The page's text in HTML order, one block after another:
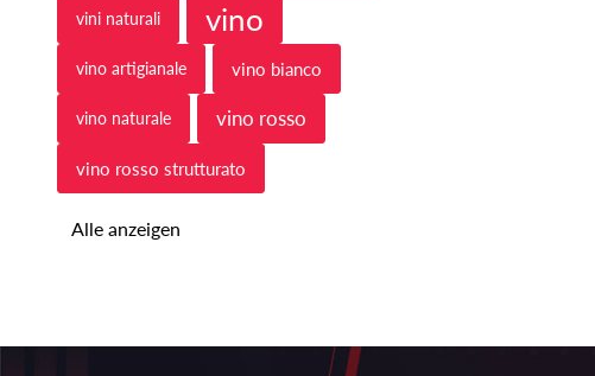
vini naturali vino
vino artigianale vino bianco
vino naturale vino rosso
vino rosso strutturato
Alle anzeigen